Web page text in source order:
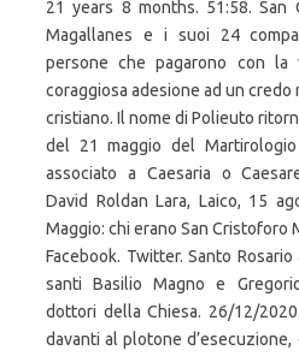
21 years 8 months. 51:58. San
Magallanes e i suoi 24
persone che pagarono con
coraggiosa adesione ad un
cristiano. Il nome di Polieuto
del 21 maggio del
associato a Caesaria o
David Roldan Lara, Laico, 15
Maggio: chi erano San Cristoforo
Facebook. Twitter. Santo Rosario
santi Basilio Magno e
dottori della Chiesa. 26/12/
davanti al plotone